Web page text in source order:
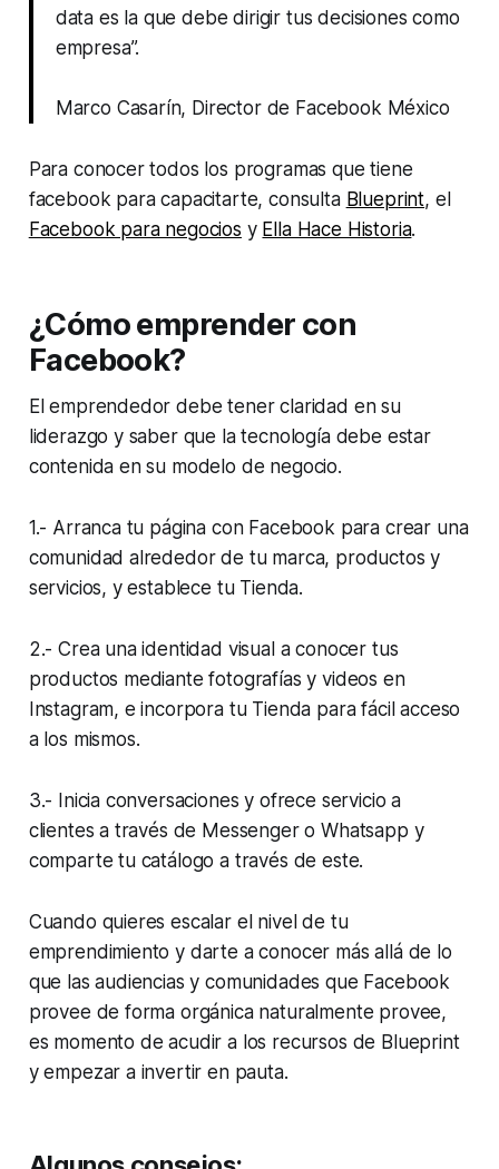
data es la que debe dirigir tus decisiones como
empresa”.
Marco Casarín, Director de Facebook México
Para conocer todos los programas que tiene
facebook para capacitarte, consulta Blueprint, el
Facebook para negocios y Ella Hace Historia.
¿Cómo emprender con
Facebook?
El emprendedor debe tener claridad en su
liderazgo y saber que la tecnología debe estar
contenida en su modelo de negocio.
1.- Arranca tu página con Facebook para crear una
comunidad alrededor de tu marca, productos y
servicios, y establece tu Tienda.
2.- Crea una identidad visual a conocer tus
productos mediante fotografías y videos en
Instagram, e incorpora tu Tienda para fácil acceso
a los mismos.
3.- Inicia conversaciones y ofrece servicio a
clientes a través de Messenger o Whatsapp y
comparte tu catálogo a través de este.
Cuando quieres escalar el nivel de tu
emprendimiento y darte a conocer más allá de lo
que las audiencias y comunidades que Facebook
provee de forma orgánica naturalmente provee,
es momento de acudir a los recursos de Blueprint
y empezar a invertir en pauta.